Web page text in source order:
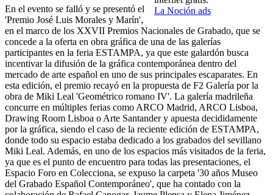
La Noción ads
En el evento se falló y se presentó el
'Premio José Luis Morales y Marín',
en el marco de los XXVII Premios Nacionales de Grabado, que se
concede a la oferta en obra gráfica de una de las galerías
participantes en la feria ESTAMPA, ya que este galardón busca
incentivar la difusión de la gráfica contemporánea dentro del
mercado de arte español en uno de sus principales escaparates. En
esta edición, el premio recayó en la propuesta de F2 Galería por la
obra de Miki Leal 'Geométrico romano IV'. La galería madrileña
concurre en múltiples ferias como ARCO Madrid, ARCO Lisboa,
Drawing Room Lisboa o Arte Santander y apuesta decididamente
por la gráfica, siendo el caso de la reciente edición de ESTAMPA,
donde todo su espacio estaba dedicado a los grabados del sevillano
Miki Leal. Además, en uno de los espacios más visitados de la feria,
ya que es el punto de encuentro para todas las presentaciones, el
Espacio Foro en Colecciona, se expuso la carpeta '30 años Museo
del Grabado Español Contemporáneo', que ha contado con la